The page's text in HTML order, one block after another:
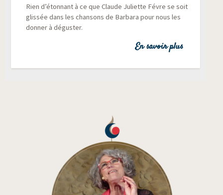
Rien d’étonnant à ce que Claude Juliette Févre se soit
glis­sée dans les chan­sons de Bar­ba­ra pour nous les
don­ner à déguster.
En savoir plus